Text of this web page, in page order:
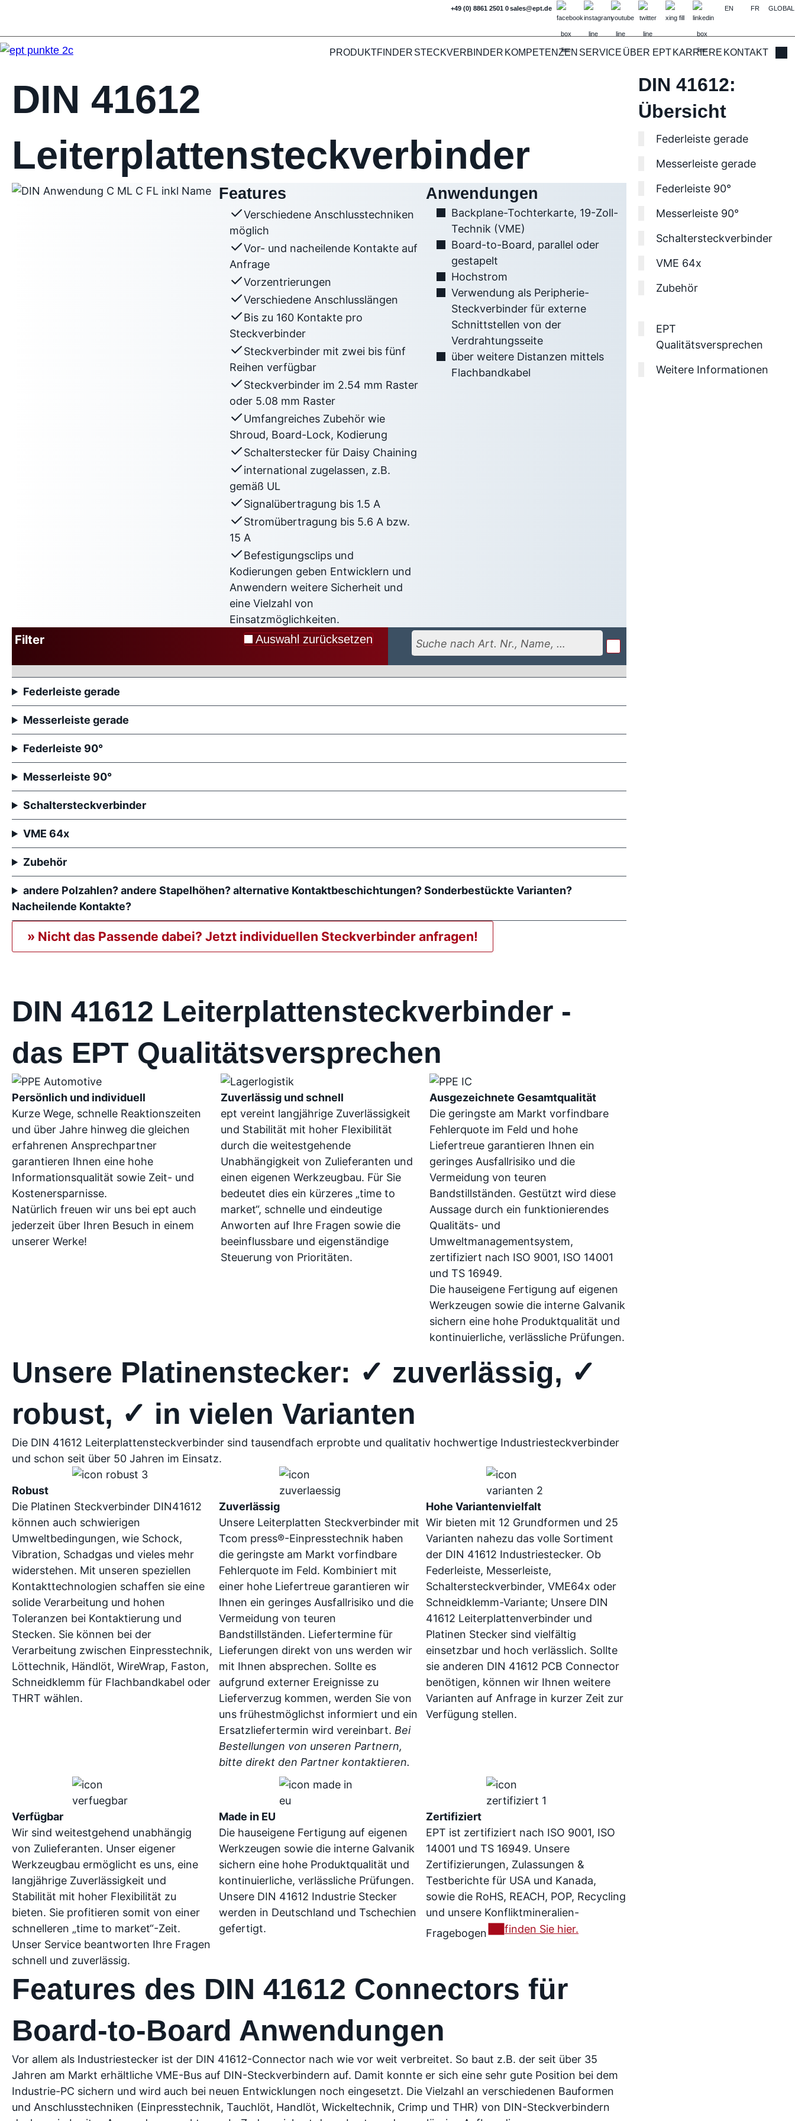
+49 (0) 8861 2501 0sales@ept.de EN FR GLOBAL
PRODUKTFINDER STECKVERBINDER KOMPETENZEN SERVICE ÜBER EPTKARRIERE KONTAKT
DIN 41612:
Übersicht
Federleiste gerade
Messerleiste gerade
Federleiste 90°
Messerleiste 90°
Schaltersteckverbinder
VME 64x
Zubehör
EPT
Qualitätsversprechen
Weitere Informationen
DIN 41612
Leiterplattensteckverbinder
Features
Verschiedene Anschlusstechniken
möglich
Vor- und nacheilende Kontakte auf
Anfrage
Vorzentrierungen
Verschiedene Anschlusslängen
Bis zu 160 Kontakte pro
Steckverbinder
Steckverbinder mit zwei bis fünf
Reihen verfügbar
Steckverbinder im 2.54 mm Raster
oder 5.08 mm Raster
Umfangreiches Zubehör wie
Shroud, Board-Lock, Kodierung
Schalterstecker für Daisy Chaining
international zugelassen, z.B.
gemäß UL
Signalübertragung bis 1.5 A
Stromübertragung bis 5.6 A bzw.
15 A
Befestigungsclips und
Kodierungen geben Entwicklern und
Anwendern weitere Sicherheit und
eine Vielzahl von
Einsatzmöglichkeiten.
Anwendungen
Backplane-Tochterkarte, 19-Zoll-
Technik (VME)
Board-to-Board, parallel oder
gestapelt
Hochstrom
Verwendung als Peripherie-
Steckverbinder für externe
Schnittstellen von der
Verdrahtungsseite
über weitere Distanzen mittels
Flachbandkabel
Filter Auswahl zurücksetzen
Federleiste gerade
Messerleiste gerade
Federleiste 90°
Messerleiste 90°
Schaltersteckverbinder
VME 64x
Zubehör
andere Polzahlen? andere Stapelhöhen? alternative Kontaktbeschichtungen? Sonderbestückte Varianten?
Nacheilende Kontakte?
» Nicht das Passende dabei? Jetzt individuellen Steckverbinder anfragen!
DIN 41612 Leiterplattensteckverbinder -
das EPT Qualitätsversprechen
Persönlich und individuell
Kurze Wege, schnelle Reaktionszeiten
und über Jahre hinweg die gleichen
erfahrenen Ansprechpartner
garantieren Ihnen eine hohe
Informationsqualität sowie Zeit- und
Kostenersparnisse.
Natürlich freuen wir uns bei ept auch
jederzeit über Ihren Besuch in einem
unserer Werke!
Zuverlässig und schnell
ept vereint langjährige Zuverlässigkeit
und Stabilität mit hoher Flexibilität
durch die weitestgehende
Unabhängigkeit von Zulieferanten und
einen eigenen Werkzeugbau. Für Sie
bedeutet dies ein kürzeres „time to
market“, schnelle und eindeutige
Anworten auf Ihre Fragen sowie die
beeinflussbare und eigenständige
Steuerung von Prioritäten.
Ausgezeichnete Gesamtqualität
Die geringste am Markt vorfindbare
Fehlerquote im Feld und hohe
Liefertreue garantieren Ihnen ein
geringes Ausfallrisiko und die
Vermeidung von teuren
Bandstillständen. Gestützt wird diese
Aussage durch ein funktionierendes
Qualitäts- und
Umweltmanagementsystem,
zertifiziert nach ISO 9001, ISO 14001
und TS 16949.
Die hauseigene Fertigung auf eigenen
Werkzeugen sowie die interne Galvanik
sichern eine hohe Produktqualität und
kontinuierliche, verlässliche Prüfungen.
Unsere Platinenstecker: ✓ zuverlässig, ✓
robust, ✓ in vielen Varianten
Die DIN 41612 Leiterplattensteckverbinder sind tausendfach erprobte und qualitativ hochwertige Industriesteckverbinder
und schon seit über 50 Jahren im Einsatz.
Robust
Die Platinen Steckverbinder DIN41612
können auch schwierigen
Umweltbedingungen, wie Schock,
Vibration, Schadgas und vieles mehr
widerstehen. Mit unseren speziellen
Kontakttechnologien schaffen sie eine
solide Verarbeitung und hohen
Toleranzen bei Kontaktierung und
Stecken. Sie können bei der
Verarbeitung zwischen Einpresstechnik,
Löttechnik, Händlöt, WireWrap, Faston,
Schneidklemm für Flachbandkabel oder
THRT wählen.
Zuverlässig
Unsere Leiterplatten Steckverbinder mit
Tcom press®-Einpresstechnik haben
die geringste am Markt vorfindbare
Fehlerquote im Feld. Kombiniert mit
einer hohe Liefertreue garantieren wir
Ihnen ein geringes Ausfallrisiko und die
Vermeidung von teuren
Bandstillständen. Liefertermine für
Lieferungen direkt von uns werden wir
mit Ihnen absprechen. Sollte es
aufgrund externer Ereignisse zu
Lieferverzug kommen, werden Sie von
uns frühestmöglichst informiert und ein
Ersatzliefertermin wird vereinbart. Bei
Bestellungen von unseren Partnern,
bitte direkt den Partner kontaktieren.
Hohe Variantenvielfalt
Wir bieten mit 12 Grundformen und 25
Varianten nahezu das volle Sortiment
der DIN 41612 Industriestecker. Ob
Federleiste, Messerleiste,
Schaltersteckverbinder, VME64x oder
Schneidklemm-Variante; Unsere DIN
41612 Leiterplattenverbinder und
Platinen Stecker sind vielfältig
einsetzbar und hoch verlässlich. Sollte
sie anderen DIN 41612 PCB Connector
benötigen, können wir Ihnen weitere
Varianten auf Anfrage in kurzer Zeit zur
Verfügung stellen.
Verfügbar
Wir sind weitestgehend unabhängig
von Zulieferanten. Unser eigener
Werkzeugbau ermöglicht es uns, eine
langjährige Zuverlässigkeit und
Stabilität mit hoher Flexibilität zu
bieten. Sie profitieren somit von einer
schnelleren „time to market“-Zeit.
Unser Service beantworten Ihre Fragen
schnell und zuverlässig.
Made in EU
Die hauseigene Fertigung auf eigenen
Werkzeugen sowie die interne Galvanik
sichern eine hohe Produktqualität und
kontinuierliche, verlässliche Prüfungen.
Unsere DIN 41612 Industrie Stecker
werden in Deutschland und Tschechien
gefertigt.
Zertifiziert
EPT ist zertifiziert nach ISO 9001, ISO
14001 und TS 16949. Unsere
Zertifizierungen, Zulassungen &
Testberichte für USA und Kanada,
sowie die RoHS, REACH, POP, Recycling
und unsere Konfliktmineralien-
Fragebogen
finden Sie hier.
Features des DIN 41612 Connectors für
Board-to-Board Anwendungen
Vor allem als Industriestecker ist der DIN 41612-Connector nach wie vor weit verbreitet. So baut z.B. der seit über 35
Jahren am Markt erhältliche VME-Bus auf DIN-Steckverbindern auf. Damit konnte er sich eine sehr gute Position bei dem
Industrie-PC sichern und wird auch bei neuen Entwicklungen noch eingesetzt. Die Vielzahl an verschiedenen Bauformen
und Anschlusstechniken (Einpresstechnik, Tauchlöt, Handlöt, Wickeltechnik, Crimp und THR) von DIN-Steckverbindern